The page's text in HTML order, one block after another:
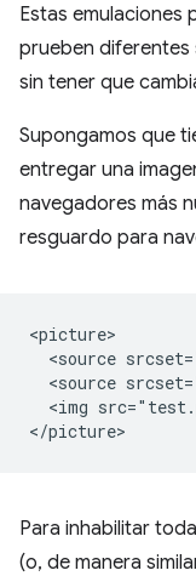
Estas emulaciones
prueben diferentes
sin tener que
Supongamos que
entregar una
navegadores más
resguardo para
<picture>
<source
<source
<img
Para inhabilitar
(o, de manera